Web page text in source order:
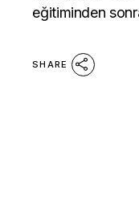
eğitiminden
SHARE